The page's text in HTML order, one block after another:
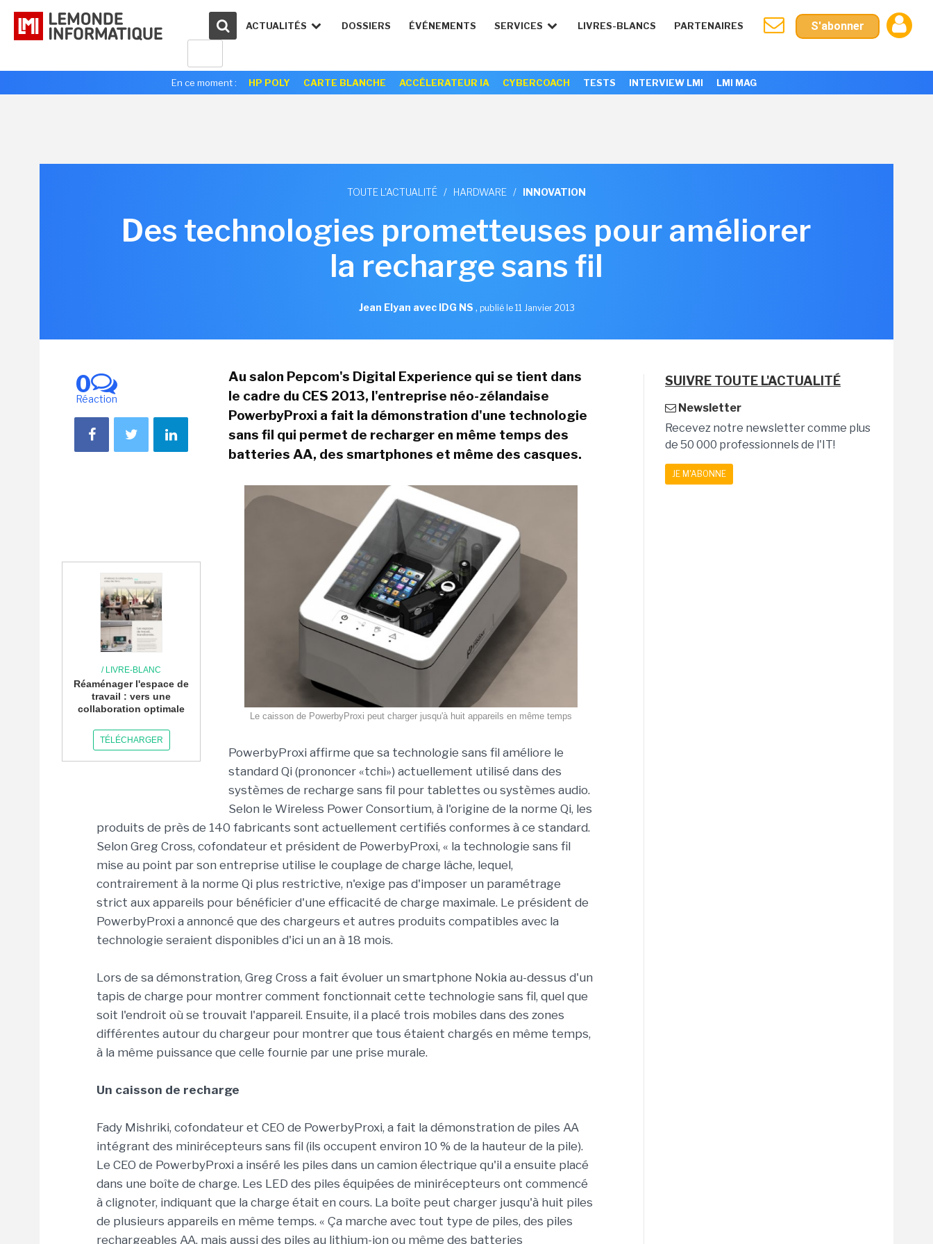
ACTUALITÉS DOSSIERS ÉVÉNEMENTS SERVICES LIVRES-BLANCS PARTENAIRES S'abonner
En ce moment : HP POLY CARTE BLANCHE ACCÉLERATEUR IA CYBERCOACH TESTS INTERVIEW LMI LMI MAG
TOUTE L'ACTUALITÉ / HARDWARE / INNOVATION
Des technologies prometteuses pour améliorer
la recharge sans fil
Jean Elyan avec IDG NS , publié le 11 Janvier 2013
0
Réaction
/ LIVRE-BLANC
Réaménager l'espace de
travail : vers une
collaboration optimale
TÉLÉCHARGER
Au salon Pepcom's Digital Experience qui se tient dans
le cadre du CES 2013, l'entreprise néo-zélandaise
PowerbyProxi a fait la démonstration d'une technologie
sans fil qui permet de recharger en même temps des
batteries AA, des smartphones et même des casques.
Le caisson de PowerbyProxi peut charger jusqu'à huit appareils en même temps
PowerbyProxi affirme que sa technologie sans fil améliore le
standard Qi (prononcer «tchi») actuellement utilisé dans des
systèmes de recharge sans fil pour tablettes ou systèmes audio.
Selon le Wireless Power Consortium, à l'origine de la norme Qi, les
produits de près de 140 fabricants sont actuellement certifiés conformes à ce standard.
Selon Greg Cross, cofondateur et président de PowerbyProxi, « la technologie sans fil
mise au point par son entreprise utilise le couplage de charge lâche, lequel,
contrairement à la norme Qi plus restrictive, n'exige pas d'imposer un paramétrage
strict aux appareils pour bénéficier d'une efficacité de charge maximale. Le président de
PowerbyProxi a annoncé que des chargeurs et autres produits compatibles avec la
technologie seraient disponibles d'ici un an à 18 mois.
Lors de sa démonstration, Greg Cross a fait évoluer un smartphone Nokia au-dessus d'un
tapis de charge pour montrer comment fonctionnait cette technologie sans fil, quel que
soit l'endroit où se trouvait l'appareil. Ensuite, il a placé trois mobiles dans des zones
différentes autour du chargeur pour montrer que tous étaient chargés en même temps,
à la même puissance que celle fournie par une prise murale.
Un caisson de recharge
Fady Mishriki, cofondateur et CEO de PowerbyProxi, a fait la démonstration de piles AA
intégrant des minirécepteurs sans fil (ils occupent environ 10 % de la hauteur de la pile).
Le CEO de PowerbyProxi a inséré les piles dans un camion électrique qu'il a ensuite placé
dans une boîte de charge. Les LED des piles équipées de minirécepteurs ont commencé
à clignoter, indiquant que la charge était en cours. La boîte peut charger jusqu'à huit piles
de plusieurs appareils en même temps. « Ça marche avec tout type de piles, des piles
rechargeables AA, mais aussi des piles au lithium-ion ou même des batteries
SUIVRE TOUTE L'ACTUALITÉ
Newsletter
Recevez notre newsletter comme plus
de 50 000 professionnels de l'IT!
JE M'ABONNE